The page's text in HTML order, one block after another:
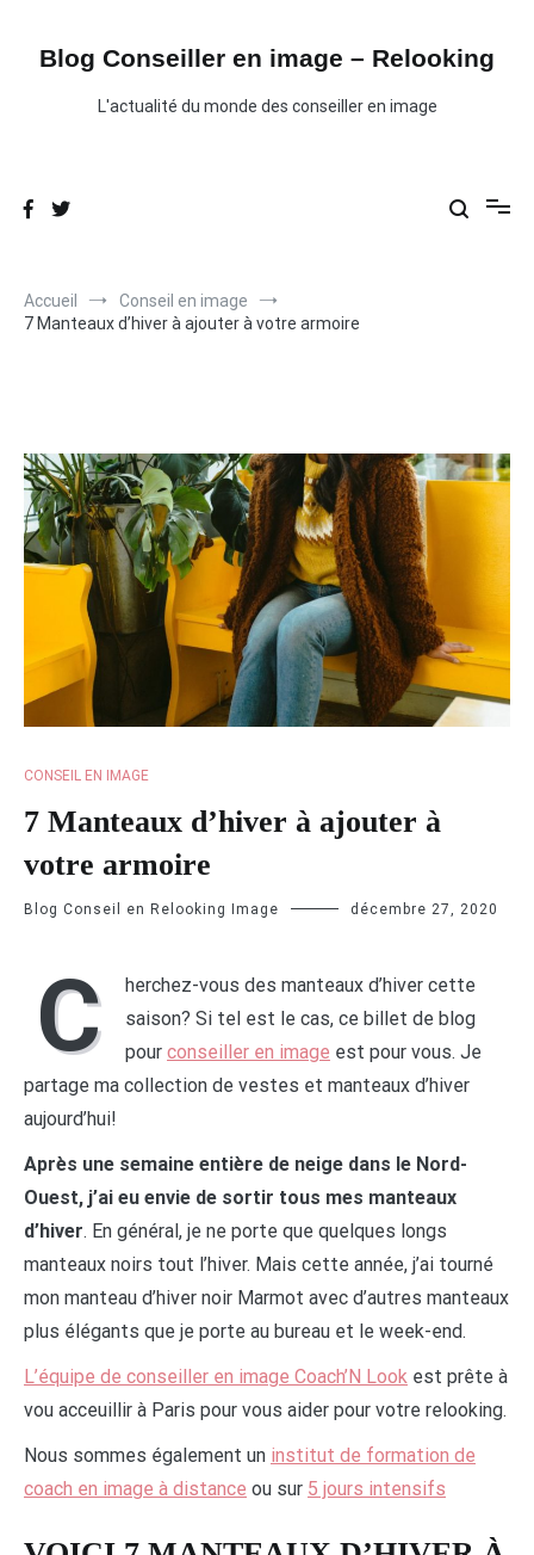
contenuBlog Conseiller en image – Relooking
L'actualité du monde des conseiller en image
Accueil
Conseil en image
7 Manteaux d’hiver à ajouter à votre armoire
CONSEIL EN IMAGE
7 Manteaux d’hiver à ajouter à
votre armoire
Blog Conseil en Relooking Image décembre 27, 2020
C
herchez-vous des manteaux d’hiver cette
saison? Si tel est le cas, ce billet de blog
pour conseiller en image est pour vous. Je
partage ma collection de vestes et manteaux d’hiver
aujourd’hui!
Après une semaine entière de neige dans le Nord-
Ouest, j’ai eu envie de sortir tous mes manteaux
d’hiver. En général, je ne porte que quelques longs
manteaux noirs tout l’hiver. Mais cette année, j’ai tourné
mon manteau d’hiver noir Marmot avec d’autres manteaux
plus élégants que je porte au bureau et le week-end.
L’équipe de conseiller en image Coach’N Look est prête à
vou acceuillir à Paris pour vous aider pour votre relooking.
Nous sommes également un institut de formation de
coach en image à distance ou sur 5 jours intensifs